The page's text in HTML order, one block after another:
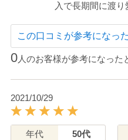
入で長期間に渡り
この口コミが参考になった
0人のお客様が参考になった
2021/10/29
年代 50代